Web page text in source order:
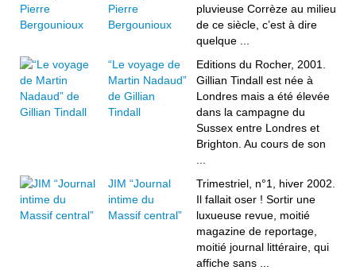
Pierre
Bergounioux
pluvieuse Corrèze au milieu
de ce siècle, c’est à dire
quelque ...
“Le voyage de
Martin Nadaud”
de Gillian
Tindall
Editions du Rocher, 2001.
Gillian Tindall est née à
Londres mais a été élevée
dans la campagne du
Sussex entre Londres et
Brighton. Au cours de son
JIM “Journal
intime du
Massif central”
Trimestriel, n°1, hiver 2002.
Il fallait oser ! Sortir une
luxueuse revue, moitié
magazine de reportage,
moitié journal littéraire, qui
affiche sans ...